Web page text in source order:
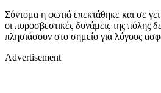
Σύντομα η φωτιά επεκτάθηκε και σε
οι πυροσβεστικές δυνάμεις της πόλης
πλησιάσουν στο σημείο για λόγους
Advertisement